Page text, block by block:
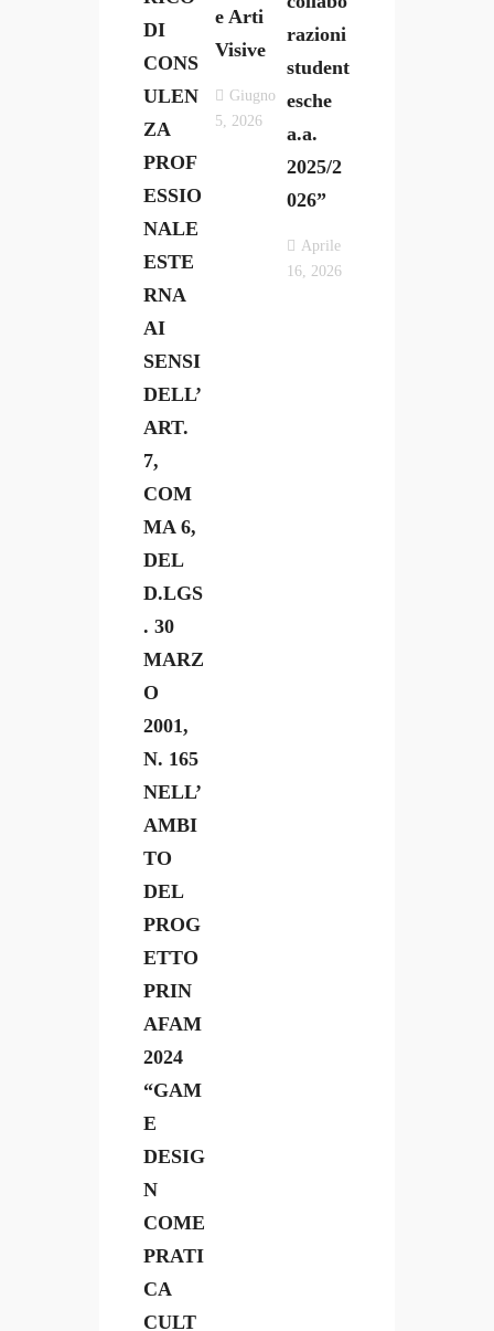
DI
CONS
ULEN
ZA
PROF
ESSIO
NALE
ESTE
RNA
AI
SENSI
DELL’
ART.
7,
COM
MA 6,
DEL
D.LGS
. 30
MARZ
O
2001,
N. 165
NELL’
AMBI
TO
DEL
PROG
ETTO
PRIN
AFAM
2024
“GAM
E
DESIG
N
COME
PRATI
CA
CULT
e Arti
Visive
Giugno
5, 2026
razioni
student
esche
a.a.
2025/2
026”
Aprile
16, 2026